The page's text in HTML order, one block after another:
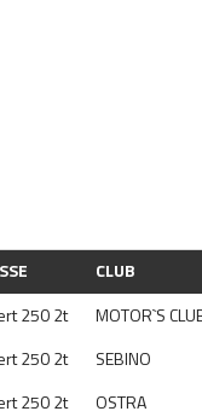
CLUB
250 2t MOTOR`S
250 2t SEBINO
250 2t OSTRA